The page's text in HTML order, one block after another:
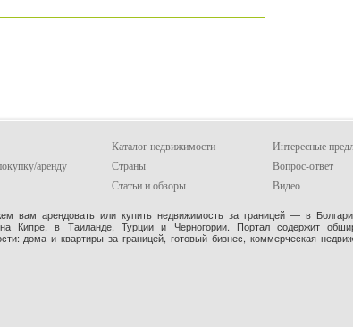
Каталог недвижимости
Интересные
аренду
Страны
Вопрос-ответ
Статьи и обзоры Видео
вам арендовать или купить недвижимость за границей — в
Кипре, в Таиланде, Турции и Черногории. Портал содержит
дома и квартиры за границей, готовый бизнес, коммерческая